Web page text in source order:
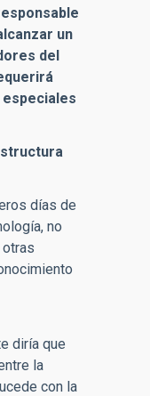
un
del
días de
no
diría que
la
con la